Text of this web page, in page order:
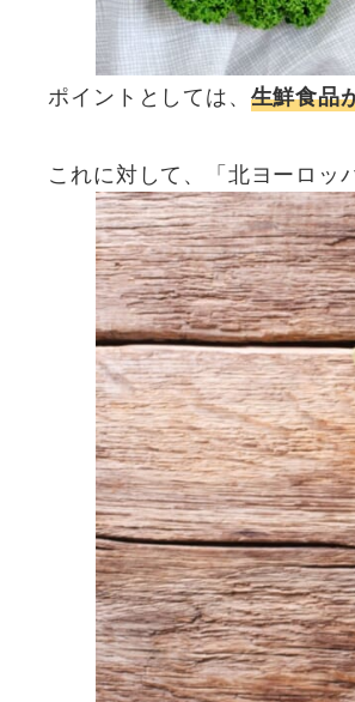
ポイントとしては、 生鮮食品
これに対して、「北ヨーロッ